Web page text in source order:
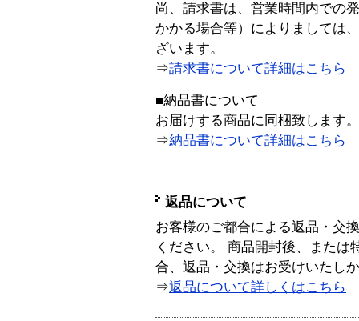
尚、請求書は、営業時間内での
かかる場合等）によりましては
ざいます。
⇒請求書について詳細はこちら
■納品書について
お届けする商品に同梱致します。
⇒納品書について詳細はこちら
返品について
お客様のご都合による返品・交
ください。 商品開封後、または
合、返品・交換はお受けいたし
⇒返品について詳しくはこちら